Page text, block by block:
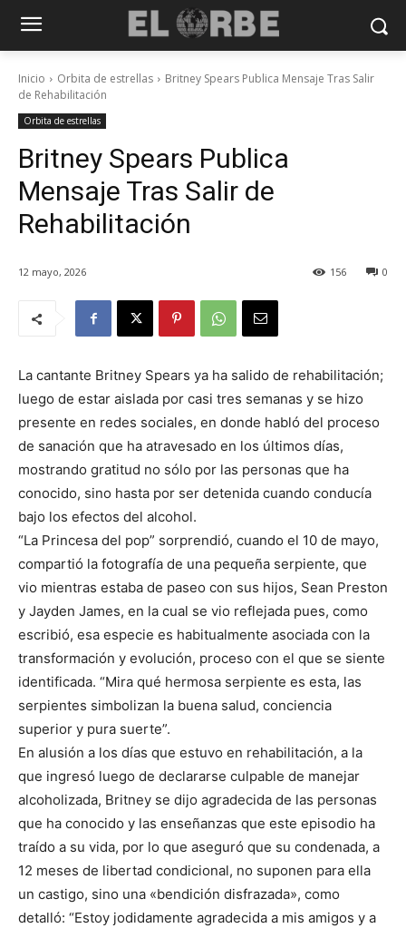
Inicio Orbita de estrellas
Britney Spears Publica Mensaje Tras Salir
de Rehabilitación
Orbita de estrellas
Britney Spears Publica
Mensaje Tras Salir de
Rehabilitación
12 mayo, 2026 0
156
La cantante Britney Spears ya ha salido de rehabilitación;
luego de estar aislada por casi tres semanas y se hizo
presente en redes sociales, en donde habló del proceso
de sanación que ha atravesado en los últimos días,
mostrando gratitud no sólo por las personas que ha
conocido, sino hasta por ser detenida cuando conducía
bajo los efectos del alcohol.
“La Princesa del pop” sorprendió, cuando el 10 de mayo,
compartió la fotografía de una pequeña serpiente, que
vio mientras estaba de paseo con sus hijos, Sean Preston
y Jayden James, en la cual se vio reflejada pues, como
escribió, esa especie es habitualmente asociada con la
transformación y evolución, proceso con el que se siente
identificada. “Mira qué hermosa serpiente es esta, las
serpientes simbolizan la buena salud, conciencia
superior y pura suerte”.
En alusión a los días que estuvo en rehabilitación, a la
que ingresó luego de declararse culpable de manejar
alcoholizada, Britney se dijo agradecida de las personas
que ha conocido y las enseñanzas que este episodio ha
traído a su vida, por lo que aseguró que su condenada, a
12 meses de libertad condicional, no suponen para ella
un castigo, sino una «bendición disfrazada», como
detalló: “Estoy jodidamente agradecida a mis amigos y a